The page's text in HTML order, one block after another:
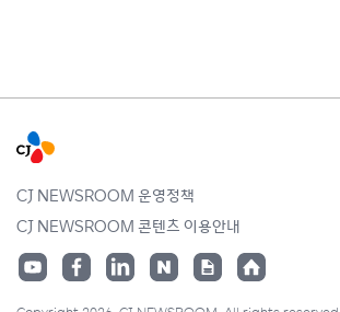
CJ NEWSROOM 운영정책
CJ NEWSROOM 콘텐츠 이용안내